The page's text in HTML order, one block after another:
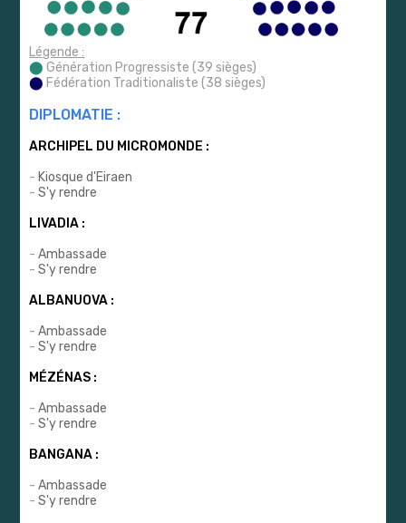
Légende :
⬤ Génération Progressiste (39 sièges)
⬤ Fédération Traditionaliste (38 sièges)
DIPLOMATIE :
ARCHIPEL DU MICROMONDE :
- Kiosque d'Eiraen
-S'y rendre
LIVADIA :
-Ambassade
-S'y rendre
ALBANUOVA :
-Ambassade
-S'y rendre
MÉZÉNAS :
-Ambassade
-S'y rendre
BANGANA :
-Ambassade
-S'y rendre